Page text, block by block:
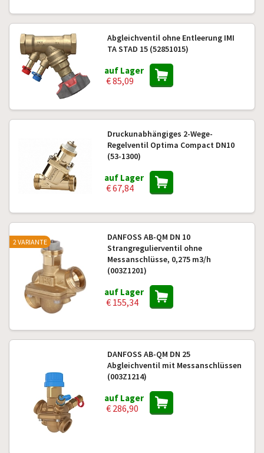
Abgleichventil ohne Entleerung IMI
TA STAD 15 (52851015)
auf Lager
€ 85,09
Druckunabhängiges 2-Wege-
Regelventil Optima Compact DN10
(53-1300)
auf Lager
€ 67,84
DANFOSS AB-QM DN 10
Strangregulierventil ohne
Messanschlüsse, 0,275 m3/h
(003Z1201)
auf Lager
€ 155,34
2 VARIANTE
DANFOSS AB-QM DN 25
Abgleichventil mit Messanschlüssen
(003Z1214)
auf Lager
€ 286,90